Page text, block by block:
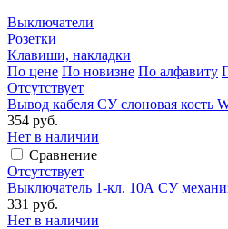
Выключатели
Розетки
Клавиши, накладки
По цене По новизне По алфавиту
Отсутствует
Вывод кабеля СУ слоновая кость
354 руб.
Нет в наличии
Сравнение
Отсутствует
Выключатель 1-кл. 10А СУ
331 руб.
Нет в наличии